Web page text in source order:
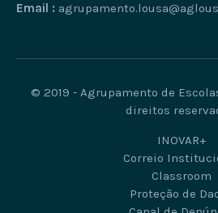
Email :
© 2019 - Agrupamento de
direitos
INOVAR+
Correio
Classroom
Proteção de